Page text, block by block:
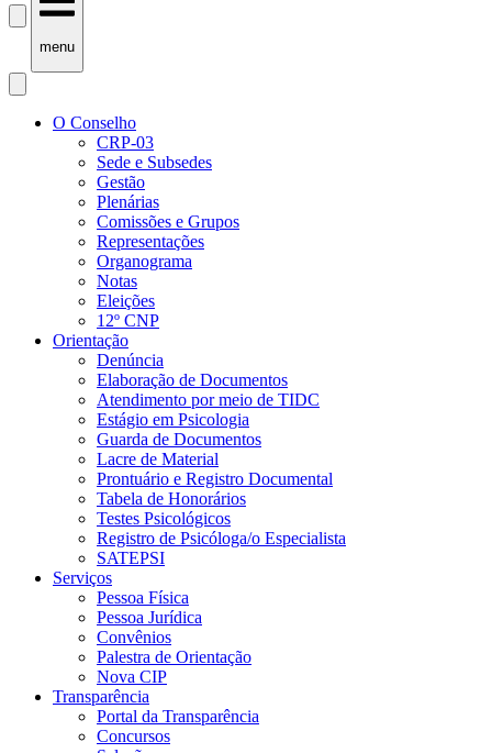
menu
O Conselho
CRP-03
Sede e Subsedes
Gestão
Plenárias
Comissões e Grupos
Representações
Organograma
Notas
Eleições
12º CNP
Orientação
Denúncia
Elaboração de Documentos
Atendimento por meio de TIDC
Estágio em Psicologia
Guarda de Documentos
Lacre de Material
Prontuário e Registro Documental
Tabela de Honorários
Testes Psicológicos
Registro de Psicóloga/o Especialista
SATEPSI
Serviços
Pessoa Física
Pessoa Jurídica
Convênios
Palestra de Orientação
Nova CIP
Transparência
Portal da Transparência
Concursos